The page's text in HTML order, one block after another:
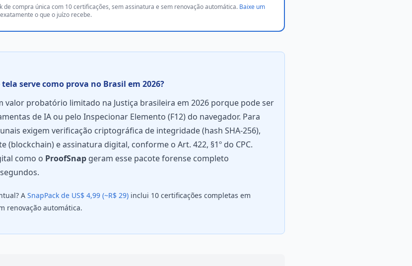
de compra única com 10 certificações, sem assinatura e sem renovação automática. Baixe um
o que o juízo recebe.
serve como prova no Brasil em 2026?
valor probatório limitado na Justiça brasileira em 2026 porque pode ser
de IA ou pelo Inspecionar Elemento (F12) do navegador. Para
exigem verificação criptográfica de integridade (hash SHA-256),
(blockchain) e assinatura digital, conforme o Art. 422, §1º do CPC.
como o ProofSnap geram esse pacote forense completo
A SnapPack de US$ 4,99 (~R$ 29) inclui 10 certificações completas em
renovação automática.